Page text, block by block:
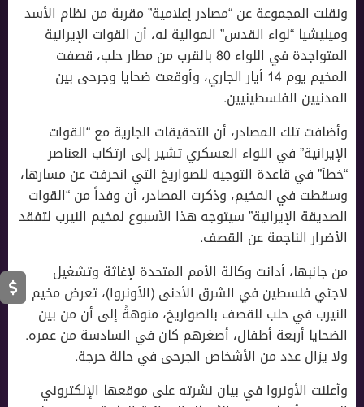
ونقلت المجموعة عن “مصادر إعلامية” مقربة من نظام الأسد
وميليشيا “لواء القدس” الموالية له، أن القوات الإيرانية
المتواجدة في اللواء 80 بالقرب من مطار حلب، قصفت
المخيم يوم 14 أيار الجاري، وأوقعت ضحايا وجرحى بين
المدنيين الفلسطينيين.
وأضافت تلك المصادر، أن التحقيقات الجارية مع “القوات
الإيرانية” في اللواء العسكري تشير إلى ارتكاب العناصر
“خطأ” في قاعدة التوجيه للصواريخ التي انحرفت عن مسارها،
وسقطت في المخيم، وذكرت المصادر، أن وفداً من “القوات
الصديقة الإيرانية” سيتوجه هذا الأسبوع لمخيم النيرب لتفقد
الأضرار الناجمة عن القصف.
من جانبها، أدانت وكالة الأمم المتحدة لإغاثة وتشغيل
لاجئي فلسطين في الشرق الأدنى (الأونروا)، تعرض مخيم
النيرب في حلب للقصف بالصواريخ، منوهةً إلى أن من بين
الضحايا أربعة أطفال، أصغرهم كان في السادسة من عمره.
ولا يزال عدد من الأشخاص الجرحى في حالة حرجة.
وأعلنت الأونروا في بيان نشرته على موقعها الإلكتروني